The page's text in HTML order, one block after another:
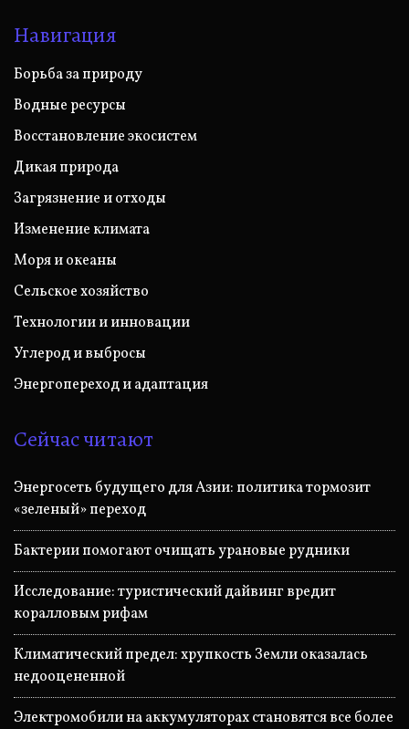
Навигация
Борьба за природу
Водные ресурсы
Восстановление экосистем
Дикая природа
Загрязнение и отходы
Изменение климата
Моря и океаны
Сельское хозяйство
Технологии и инновации
Углерод и выбросы
Энергопереход и адаптация
Сейчас читают
Энергосеть будущего для Азии: политика тормозит
«зеленый» переход
Бактерии помогают очищать урановые рудники
Исследование: туристический дайвинг вредит
коралловым рифам
Климатический предел: хрупкость Земли оказалась
недооцененной
Электромобили на аккумуляторах становятся все более